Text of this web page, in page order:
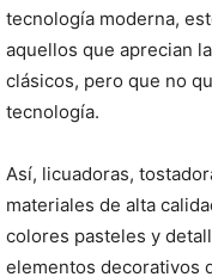
tecnología moderna,
aquellos que aprecian
clásicos, pero que no
tecnología.
Así, licuadoras,
materiales de alta
colores pasteles y
elementos decorativos